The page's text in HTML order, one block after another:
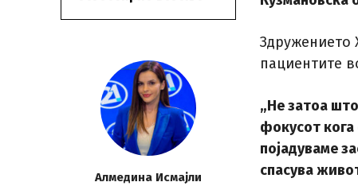
Алмедина Исмајли
Здружението
пациентите
„Не затоа
фокусот кога
појадуваме
спасува